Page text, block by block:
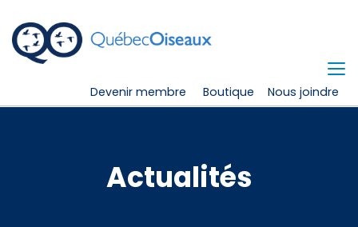
Devenir membre Boutique Nous joindre
Actualités